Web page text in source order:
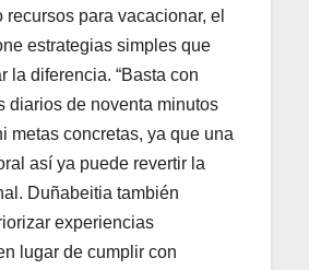
recursos para vacacionar, el
estrategias simples que
la diferencia. “Basta con
diarios de noventa minutos
metas concretas, ya que una
así ya puede revertir la
Duñabeitia también
experiencias
lugar de cumplir con